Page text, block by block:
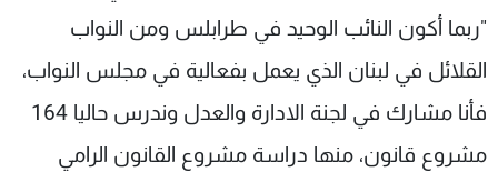
"ربما أكون النائب الوحيد في طرابلس ومن النواب
القلائل في لبنان الذي يعمل بفعالية في مجلس النواب،
فأنا مشارك في لجنة الادارة والعدل وندرس حاليا 164
مشروع قانون، منها دراسة مشروع القانون الرامي